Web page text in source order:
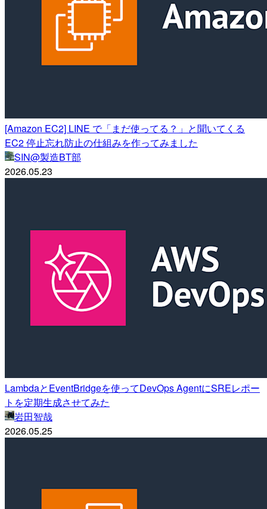
[Amazon EC2] LINE で「まだ使ってる？」と聞いてくる
EC2 停止忘れ防止の仕組みを作ってみました
SIN@製造BT部
2026.05.23
LambdaとEventBridgeを使ってDevOps AgentにSREレポー
トを定期生成させてみた
岩田智哉
2026.05.25